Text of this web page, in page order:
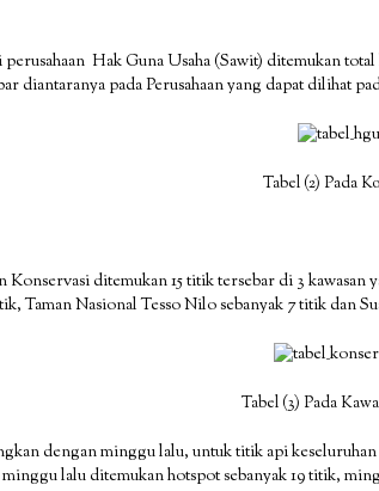
perusahaan Hak Guna Usaha (Sawit) ditemukan
diantaranya pada Perusahaan yang dapat dilihat
Tabel (2) Pada
Konservasi ditemukan 15 titik tersebar di 3
Taman Nasional Tesso Nilo sebanyak 7 titik dan
Tabel (3) Pada
dengan minggu lalu, untuk titik api
lalu ditemukan hotspot sebanyak 19 titik,